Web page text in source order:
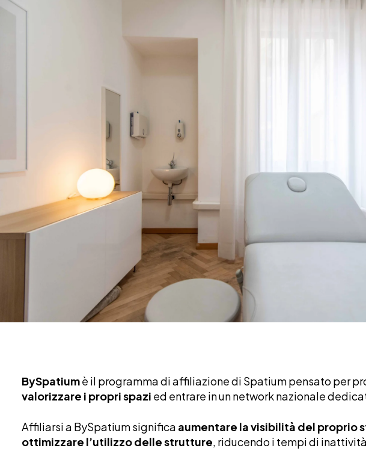
BySpatiumè il programma di affiliazione di Spatium pensato per
valorizzare i propri spazi ed entrare in un network nazionale
Affiliarsi a BySpatium significa aumentare la visibilità del proprio
ottimizzare l’utilizzo delle strutture , riducendo i tempi di